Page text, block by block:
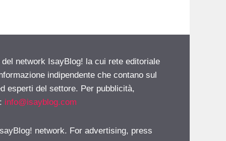
del network IsayBlog! la cui rete editoriale
indipendente che contano sul
esperti del settore. Per pubblicità,
info@isayblog.com
network. For advertising, press